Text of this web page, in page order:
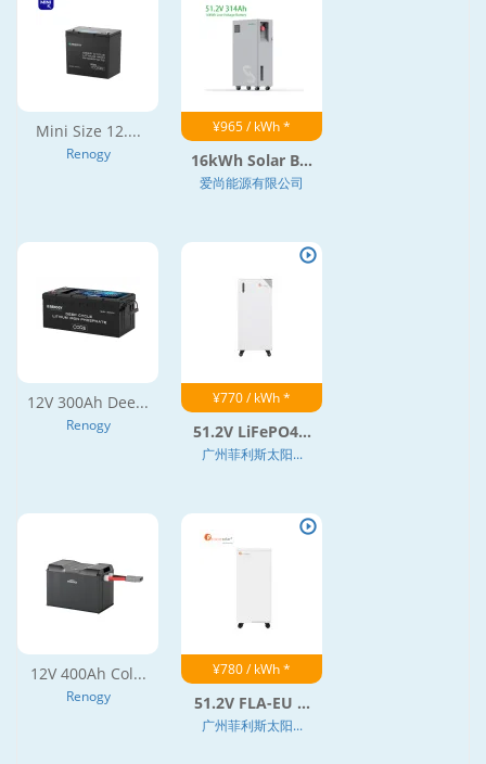
Mini Size 12....
Renogy
¥965 / kWh *
16kWh Solar B...
爱尚能源有限公司
12V 300Ah Dee...
Renogy
¥770 / kWh *
51.2V LiFePO4...
广州菲利斯太阳...
12V 400Ah Col...
Renogy
¥780 / kWh *
51.2V FLA-EU ...
广州菲利斯太阳...